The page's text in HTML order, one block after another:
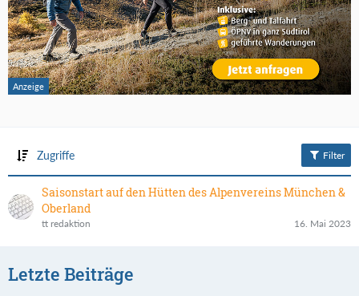
Zugriffe Filter
Saisonstart auf den Hütten des Alpenvereins München &
Oberland
tt redaktion 16. Mai 2023
Letzte Beiträge